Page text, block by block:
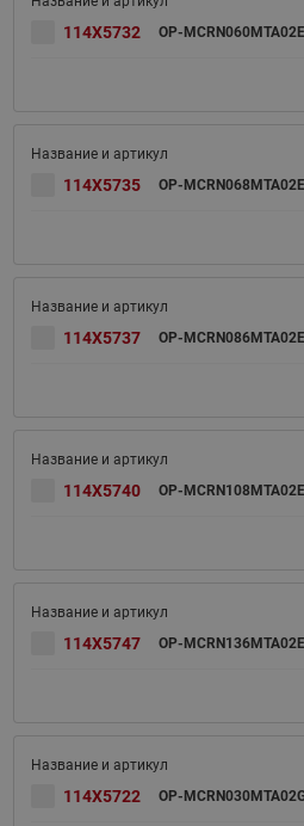
114X5732 OP-
114X5735 OP-
114X5737 OP-
114X5740 OP-MCRN108MTA02E
114X5747 OP-
114X5722 OP-